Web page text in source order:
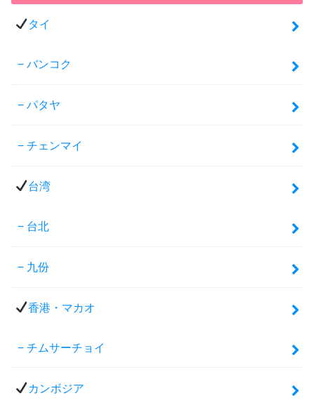
タイ
バンコク
パタヤ
チェンマイ
台湾
台北
九份
香港・マカオ
チムサーチョイ
カンボジア